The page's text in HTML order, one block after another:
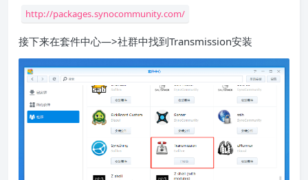
http://packages.synocommunity.com/
接下来在套件中心—>社群中找到Transmission安装